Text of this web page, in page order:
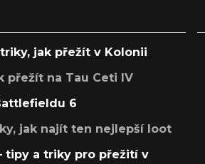
jak přežít v Kolonii
přežít na Tau Ceti IV
6
jak najít ten nejlepší loot
tipy a triky pro přežití v